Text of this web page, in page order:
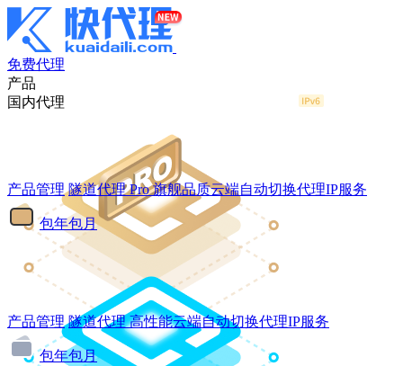
免费代理
产品
国内代理
产品管理 隧道代理Pro 旗舰品质云端自动切换代理IP服务
包年包月
产品管理 隧道代理 高性能云端自动切换代理IP服务
包年包月